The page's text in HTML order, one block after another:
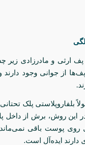
پف ارثی و مادرزادی
از جوانی وجود دارند
بلفاروپلاستی پلک
این روش، برش از داخل
روی پوست باقی نمی‌ماند
ایده‌آل است.